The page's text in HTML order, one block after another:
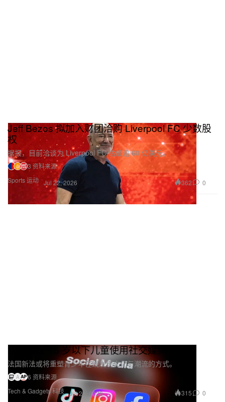
Sports 运动
Jeff Bezos 拟加入财团洽购 Liverpool FC 少数股
权
据报，目前洽谈为 Liverpool FC 估值逾 60 亿美元。
3 资料来源
Jul 22, 2026
362 0
Tech & Gadgets 科技
法国禁止 15 岁以下儿童使用社交媒体
法国新法或将重塑青少年在线发现文化与潮流的方式。
A
6 资料来源
Jul 22, 2026
315 0